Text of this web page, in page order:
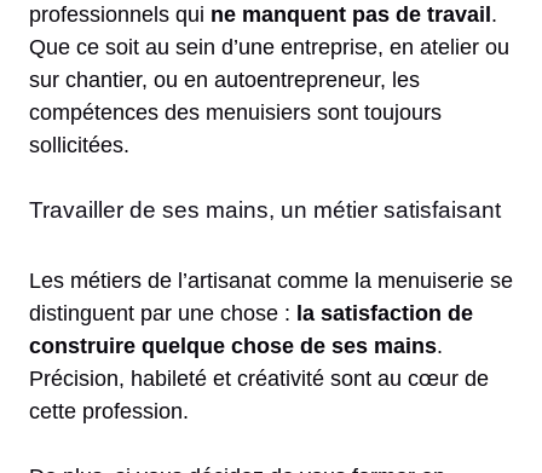
professionnels qui ne manquent pas de travail.
Que ce soit au sein d’une entreprise, en atelier ou
sur chantier, ou en autoentrepreneur, les
compétences des menuisiers sont toujours
sollicitées.
Travailler de ses mains, un métier satisfaisant
Les métiers de l’artisanat comme la menuiserie se
distinguent par une chose : la satisfaction de
construire quelque chose de ses mains.
Précision, habileté et créativité sont au cœur de
cette profession.